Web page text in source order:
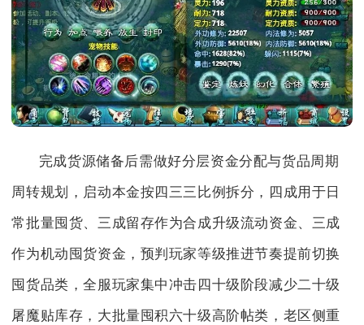
完成货源储备后需做好分层资金分配与货品周期
周转规划，启动本金按四三三比例拆分，四成用于日
常批量囤货、三成留存作为合成升级流动资金、三成
作为机动囤货资金，预判玩家等级推进节奏提前切换
囤货品类，全服玩家集中冲击四十级阶段减少二十级
屠魔贴库存，大批量囤积六十级高阶帖类，老区侧重